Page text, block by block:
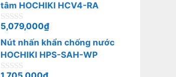
g
o
à
5
tâm HOCHIKI HCV4-RA
0
n
g
o
à
i
5,079,000₫
Nút nhấn khẩn chống nước
HOCHIKI HPS-SAH-WP